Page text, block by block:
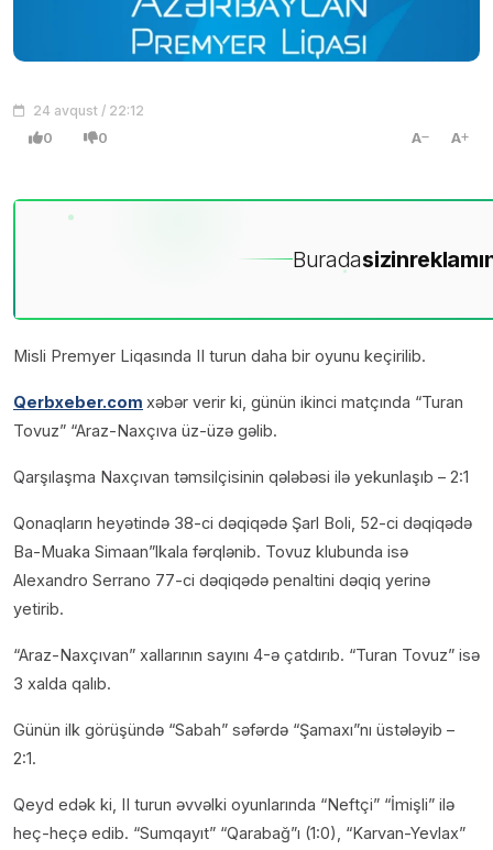
24 avqust / 22:12
0 0 A A
Buradasizin
Misli Premyer Liqasında II turun daha bir oyunu keçirilib.
Qerbxeber.com xəbər verir ki, günün ikinci matçında “Turan
Tovuz” “Araz-Naxçıva üz-üzə gəlib.
Qarşılaşma Naxçıvan təmsilçisinin qələbəsi ilə yekunlaşıb – 2:1
Qonaqların heyətində 38-ci dəqiqədə Şarl Boli, 52-ci dəqiqədə
Ba-Muaka Simaan”lkala fərqlənib. Tovuz klubunda isə
Alexandro Serrano 77-ci dəqiqədə penaltini dəqiq yerinə
yetirib.
“Araz-Naxçıvan” xallarının sayını 4-ə çatdırıb. “Turan Tovuz” isə
3 xalda qalıb.
Günün ilk görüşündə “Sabah” səfərdə “Şamaxı”nı üstələyib –
2:1.
Qeyd edək ki, II turun əvvəlki oyunlarında “Neftçi” “İmişli” ilə
heç-heçə edib. “Sumqayıt” “Qarabağ”ı (1:0), “Karvan-Yevlax”